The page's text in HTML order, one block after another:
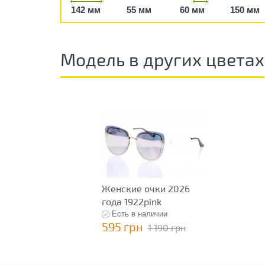
142 мм 55 мм 60 мм 150 мм
Модель в других цветах
Женские очки 2026
года 1922pink
Есть в наличии
595 грн 1 190 грн